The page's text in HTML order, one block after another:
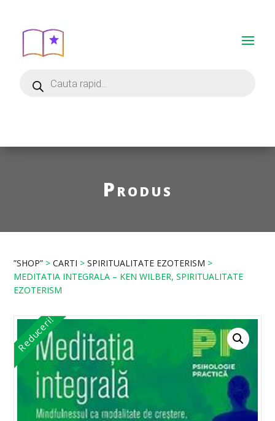
Produs
”SHOP” >CARTI >SPIRITUALITATE EZOTERISM >
MEDITATIA INTEGRALA – KEN WILBER, SPIRITUALITATE
EZOTERISM
Reduceri!